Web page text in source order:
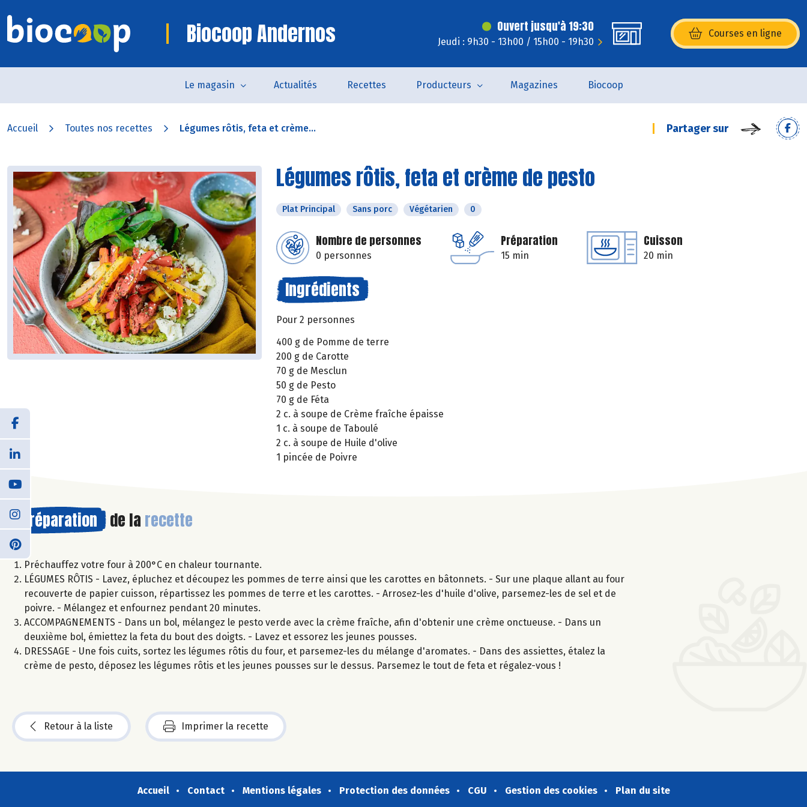
Biocoop Andernos Ouvert jusqu'à 19:30
Jeudi : 9h30 - 13h00 / 15h00 - 19h30
Courses en ligne
(s’ouvre dans une nouvelle
Le magasin Actualités Recettes Producteurs Magazines Biocoop
Accueil Toutes nos recettes Légumes rôtis, feta et crème... Partager sur
Légumes rôtis, feta et crème de pesto
Plat Principal Sans porc Végétarien 0
Nombre de personnes
0 personnes
Préparation
15 min
Cuisson
20 min
Ingrédients
Pour 2 personnes
400 g de Pomme de terre
200 g de Carotte
70 g de Mesclun
50 g de Pesto
70 g de Féta
2 c. à soupe de Crème fraîche épaisse
1 c. à soupe de Taboulé
2 c. à soupe de Huile d'olive
1 pincée de Poivre
Préparation de la recette
Préchauffez votre four à 200°C en chaleur tournante.
LÉGUMES RÔTIS - Lavez, épluchez et découpez les pommes de terre ainsi que les carottes en bâtonnets. - Sur une plaque allant au four
recouverte de papier cuisson, répartissez les pommes de terre et les carottes. - Arrosez-les d'huile d'olive, parsemez-les de sel et de
poivre. - Mélangez et enfournez pendant 20 minutes.
ACCOMPAGNEMENTS - Dans un bol, mélangez le pesto verde avec la crème fraîche, afin d'obtenir une crème onctueuse. - Dans un
deuxième bol, émiettez la feta du bout des doigts. - Lavez et essorez les jeunes pousses.
DRESSAGE - Une fois cuits, sortez les légumes rôtis du four, et parsemez-les du mélange d'aromates. - Dans des assiettes, étalez la
crème de pesto, déposez les légumes rôtis et les jeunes pousses sur le dessus. Parsemez le tout de feta et régalez-vous !
Retour à la liste Imprimer la recette
Accueil Contact Mentions légales Protection des données CGU Gestion des cookies Plan du site